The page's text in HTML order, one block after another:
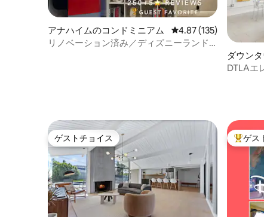
アナハイムのコンドミニアム レビュー135件、5つ
4.87 (135)
リノベーション済み／ディズニーランド
ダウン
のコン
DTLAエ
ゲストチョイス
ゲストチョイス 大好評
ゲス